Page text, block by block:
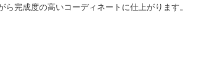
完成度の高いコーディネートに仕上がります。